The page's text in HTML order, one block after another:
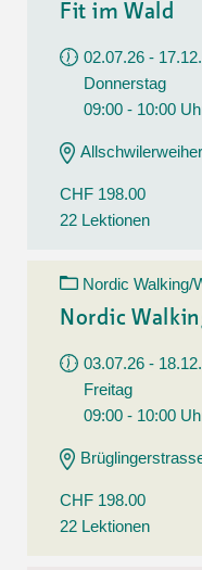
Fit im Wald
02.07.26 -
Donnerstag
09:00 - 10:00
CHF 198.00
22 Lektionen
Nordic Walking/
Nordic
03.07.26 -
Freitag
09:00 - 10:00
CHF 198.00
22 Lektionen